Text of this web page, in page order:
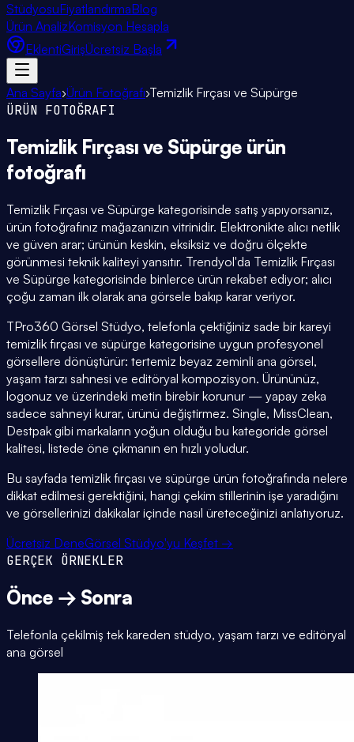
StüdyosuFiyatlandırmaBlog
Ürün AnalizKomisyon Hesapla
EklentiGirişÜcretsiz Başla
Ana Sayfa›Ürün Fotoğrafı›Temizlik Fırçası ve Süpürge
ÜRÜN FOTOĞRAFI
Temizlik Fırçası ve Süpürge ürün
fotoğrafı
Temizlik Fırçası ve Süpürge kategorisinde satış yapıyorsanız,
ürün fotoğrafınız mağazanızın vitrinidir. Elektronikte alıcı netlik
ve güven arar; ürünün keskin, eksiksiz ve doğru ölçekte
görünmesi teknik kaliteyi yansıtır. Trendyol'da Temizlik Fırçası
ve Süpürge kategorisinde binlerce ürün rekabet ediyor; alıcı
çoğu zaman ilk olarak ana görsele bakıp karar veriyor.
TPro360 Görsel Stüdyo, telefonla çektiğiniz sade bir kareyi
temizlik fırçası ve süpürge kategorisine uygun profesyonel
görsellere dönüştürür: tertemiz beyaz zeminli ana görsel,
yaşam tarzı sahnesi ve editöryal kompozisyon. Ürününüz,
logonuz ve üzerindeki metin birebir korunur — yapay zeka
sadece sahneyi kurar, ürünü değiştirmez. Single, MissClean,
Destpak gibi markaların yoğun olduğu bu kategoride görsel
kalitesi, listede öne çıkmanın en hızlı yoludur.
Bu sayfada temizlik fırçası ve süpürge ürün fotoğrafında nelere
dikkat edilmesi gerektiğini, hangi çekim stillerinin işe yaradığını
ve görsellerinizi dakikalar içinde nasıl üreteceğinizi anlatıyoruz.
Ücretsiz DeneGörsel Stüdyo'yu Keşfet →
GERÇEK ÖRNEKLER
Önce → Sonra
Telefonla çekilmiş tek kareden stüdyo, yaşam tarzı ve editöryal
ana görsel